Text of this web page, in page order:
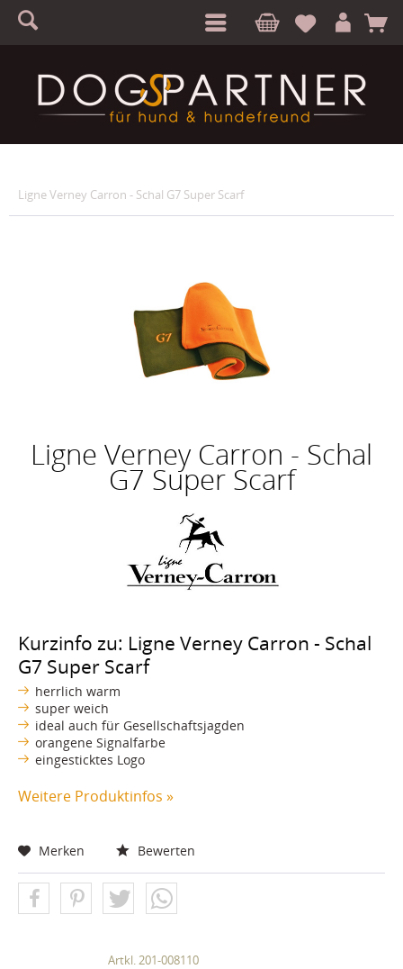
S A
Ligne Verney Carron - Schal G7 Super Scarf
Ligne Verney Carron - Schal
G7 Super Scarf
Kurzinfo zu: Ligne Verney Carron - Schal
G7 Super Scarf
herrlich warm
super weich
ideal auch für Gesellschaftsjagden
orangene Signalfarbe
eingesticktes Logo
Weitere Produktinfos »
Merken Bewerten
Artkl. 201-008110